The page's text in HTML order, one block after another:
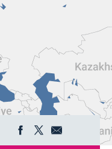
Login
Registrieren